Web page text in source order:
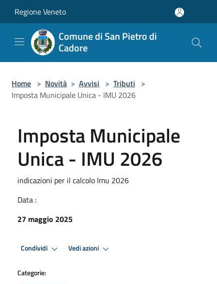
Regione Veneto
Comune di San Pietro di
Cadore
Home > Novità > Avvisi > Tributi >
Imposta Municipale Unica - IMU 2026
Imposta Municipale
Unica - IMU 2026
indicazioni per il calcolo Imu 2026
Data :
27 maggio 2025
Condividi Vedi azioni
Categorie: